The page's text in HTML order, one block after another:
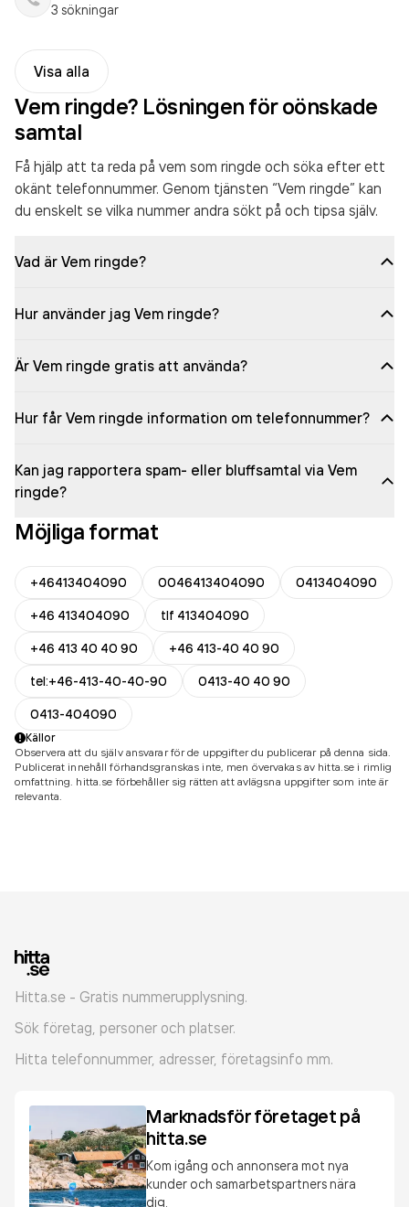
3 sökningar
Visa alla
Vem ringde? Lösningen för oönskade
samtal
Få hjälp att ta reda på vem som ringde och söka efter ett
okänt telefonnummer. Genom tjänsten “Vem ringde” kan
du enskelt se vilka nummer andra sökt på och tipsa själv.
Vad är Vem ringde?
Hur använder jag Vem ringde?
Är Vem ringde gratis att använda?
Hur får Vem ringde information om telefonnummer?
Kan jag rapportera spam- eller bluffsamtal via Vem
ringde?
Möjliga format
+46413404090 0046413404090
0413404090
+46 413404090
tlf 413404090
+46 413 40 40 90
+46 413-40 40 90
tel:+46-413-40-40-90
0413-40 40 90
0413-404090
Källor
Observera att du själv ansvarar för de uppgifter du publicerar på denna sida.
Publicerat innehåll förhandsgranskas inte, men övervakas av hitta.se i rimlig
omfattning. hitta.se förbehåller sig rätten att avlägsna uppgifter som inte är
relevanta.
Hitta.se - Gratis nummerupplysning.
Sök företag, personer och platser.
Hitta telefonnummer, adresser, företagsinfo mm.
Marknadsför företaget på
hitta.se
Kom igång och annonsera mot nya
kunder och samarbetspartners nära
dig.